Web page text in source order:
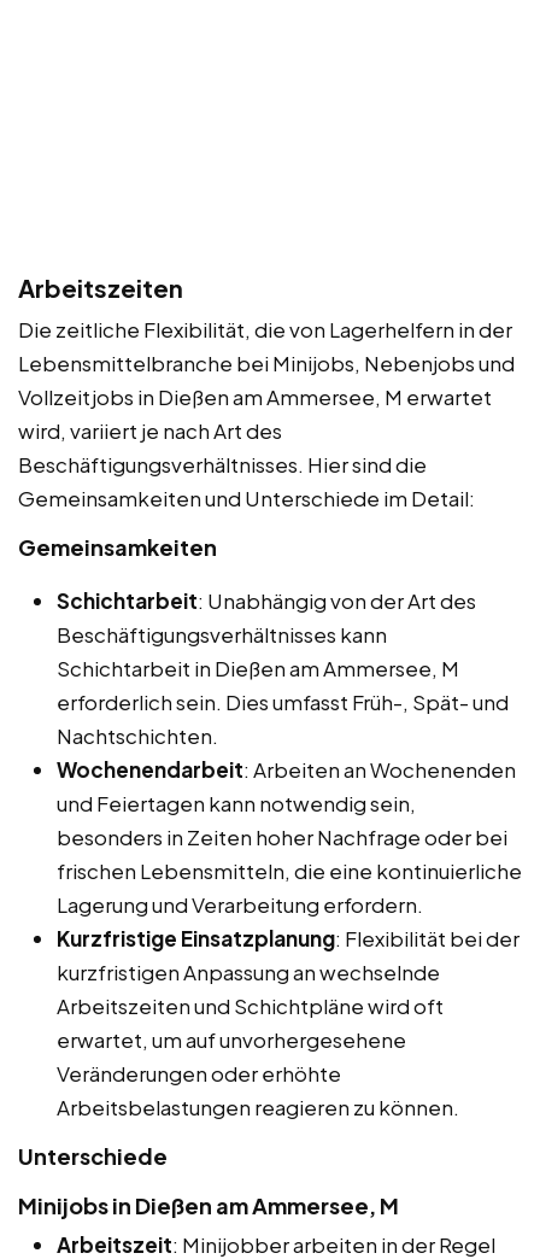
Arbeitszeiten
Die zeitliche Flexibilität, die von Lagerhelfern in der
Lebensmittelbranche bei Minijobs, Nebenjobs und
Vollzeitjobs in Dießen am Ammersee, M erwartet
wird, variiert je nach Art des
Beschäftigungsverhältnisses. Hier sind die
Gemeinsamkeiten und Unterschiede im Detail:
Gemeinsamkeiten
Schichtarbeit: Unabhängig von der Art des
Beschäftigungsverhältnisses kann
Schichtarbeit in Dießen am Ammersee, M
erforderlich sein. Dies umfasst Früh-, Spät- und
Nachtschichten.
Wochenendarbeit: Arbeiten an Wochenenden
und Feiertagen kann notwendig sein,
besonders in Zeiten hoher Nachfrage oder bei
frischen Lebensmitteln, die eine kontinuierliche
Lagerung und Verarbeitung erfordern.
Kurzfristige Einsatzplanung: Flexibilität bei der
kurzfristigen Anpassung an wechselnde
Arbeitszeiten und Schichtpläne wird oft
erwartet, um auf unvorhergesehene
Veränderungen oder erhöhte
Arbeitsbelastungen reagieren zu können.
Unterschiede
Minijobs in Dießen am Ammersee, M
Arbeitszeit: Minijobber arbeiten in der Regel